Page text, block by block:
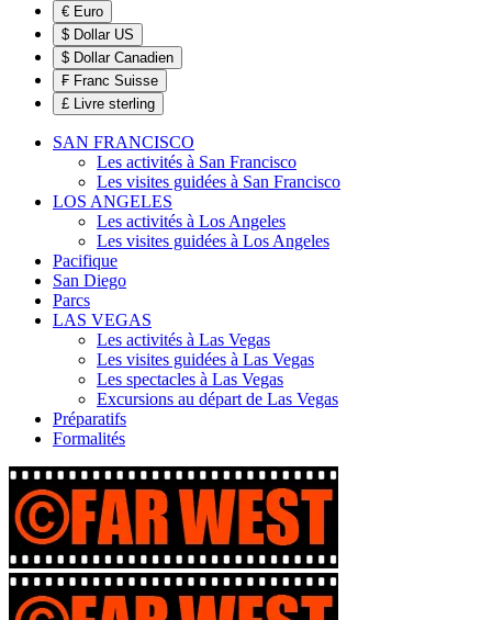
€ Euro
$ Dollar US
$ Dollar Canadien
₣ Franc Suisse
£ Livre sterling
SAN FRANCISCO
Les activités à San Francisco
Les visites guidées à San Francisco
LOS ANGELES
Les activités à Los Angeles
Les visites guidées à Los Angeles
Pacifique
San Diego
Parcs
LAS VEGAS
Les activités à Las Vegas
Les visites guidées à Las Vegas
Les spectacles à Las Vegas
Excursions au départ de Las Vegas
Préparatifs
Formalités